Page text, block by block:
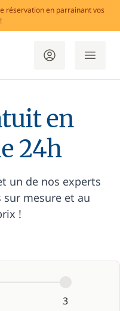
réservation en parrainant vos
en
24h
un de nos experts
sur mesure et au
!
3